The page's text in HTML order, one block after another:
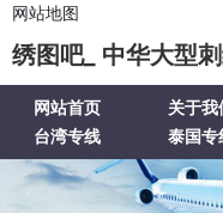
网站地图
绣图吧_ 中华大型
网站首页 关于我
台湾专线
泰国专